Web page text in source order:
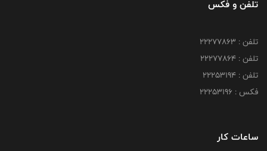
تلفن و فکس
تلفن : 22277863
تلفن : 22277864
تلفن : 22253194
فکس : 22253196
ساعات کار